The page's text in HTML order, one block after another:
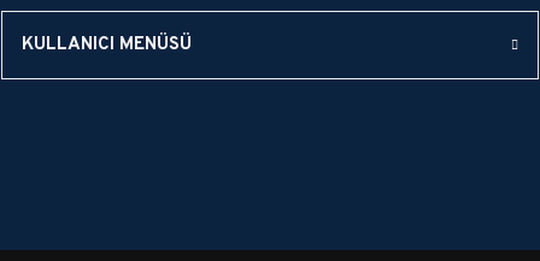
KULLANICI MENÜSÜ